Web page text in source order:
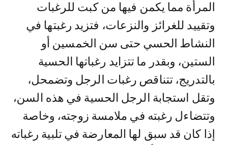
المرأة مما يكمن فيها من كبت للرغبات
وتقييد للغرائز والنزعات، فتزيد رغبتها في
النشاط الحسي حتى سن الخمسين أو
الستين، وبقدر ما تتزايد رغباتها الحسية
بالتدريج، تتناقص رغبات الرجل وتضمحل،
وتقل استجابة الرجل الحسية في هذه السن،
وتتضاءل رغبته في ملامسة زوجته، وخاصة
إذا كان قد سبق لها المعارضة في تلبية رغباته